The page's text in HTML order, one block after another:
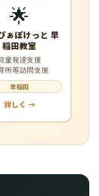
🌟
ぁぽけっと 早
稲田教室
童発達支援
所等訪問支援
早稲田
詳しく →